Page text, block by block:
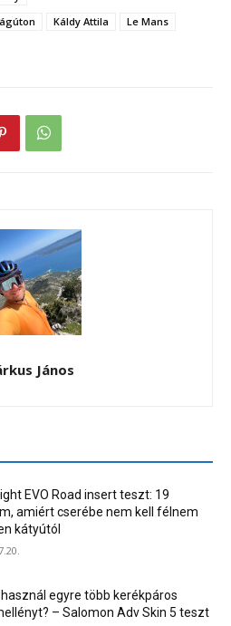
Káldy Attila
Le Mans
János
EVO Road insert teszt: 19
amiért cserébe nem kell félnem
kátyútól
egyre több kerékpáros
– Salomon Adv Skin 5 teszt